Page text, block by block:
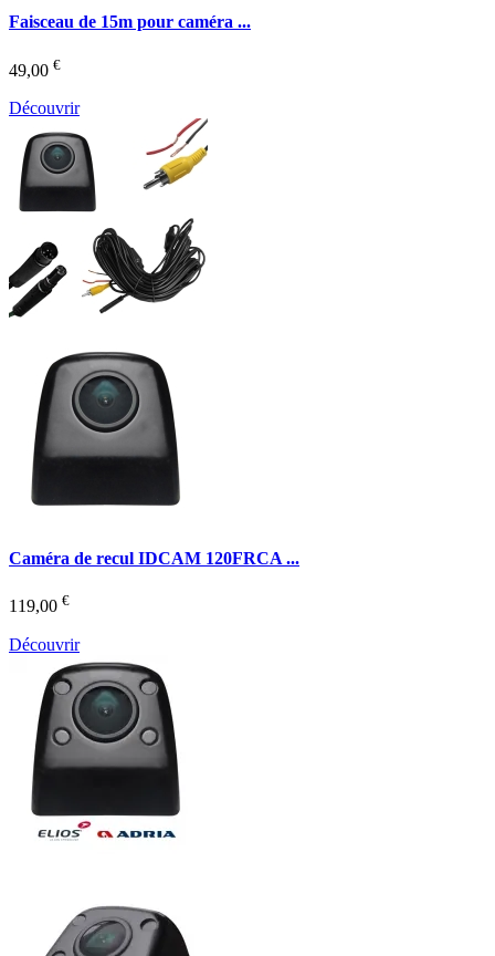
Faisceau de 15m pour caméra ...
49,00 €
Découvrir
Caméra de recul IDCAM 120FRCA ...
119,00 €
Découvrir